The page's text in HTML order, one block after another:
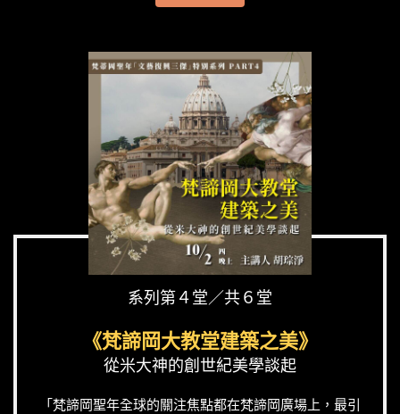
系列第４堂／共６堂
《梵諦岡大教堂建築之美》
從米大神的創世紀美學談起
「梵諦岡聖年全球的關注焦點都在梵諦岡廣場上，最引